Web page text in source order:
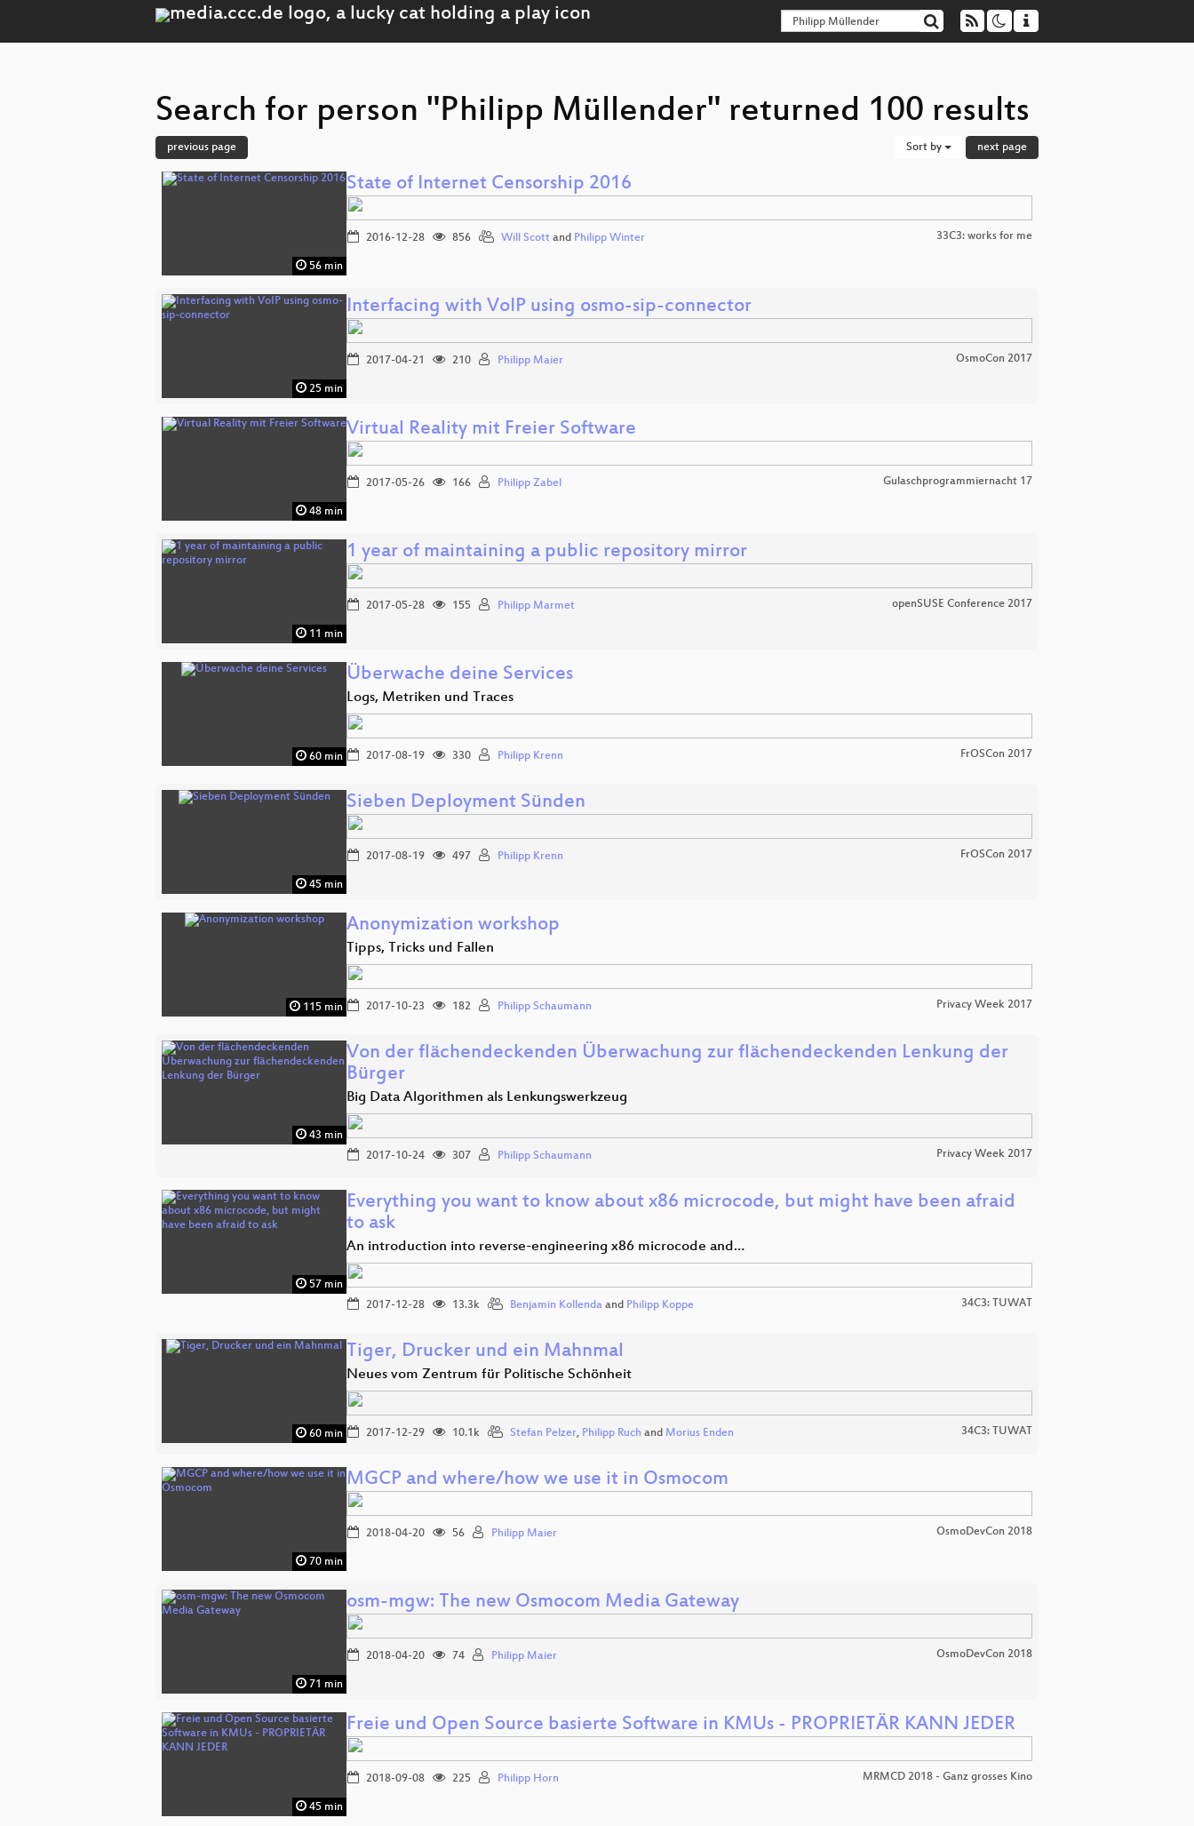
Search for person "Philipp Müllender" returned 100 results
previous page Sort by next page
56 min
State of Internet Censorship 2016
2016-12-28 856 Will Scott and Philipp Winter 33C3: works for me
25 min
Interfacing with VoIP using osmo-sip-connector
2017-04-21 210 Philipp Maier OsmoCon 2017
48 min
Virtual Reality mit Freier Software
2017-05-26 166 Philipp Zabel Gulaschprogrammiernacht 17
11 min
1 year of maintaining a public repository mirror
2017-05-28 155 Philipp Marmet openSUSE Conference 2017
60 min
Überwache deine Services
Logs, Metriken und Traces
2017-08-19 330 Philipp Krenn FrOSCon 2017
45 min
Sieben Deployment Sünden
2017-08-19 497 Philipp Krenn FrOSCon 2017
115 min
Anonymization workshop
Tipps, Tricks und Fallen
2017-10-23 182 Philipp Schaumann Privacy Week 2017
43 min
Von der flächendeckenden Überwachung zur flächendeckenden Lenkung der
Bürger
Big Data Algorithmen als Lenkungswerkzeug
2017-10-24 307 Philipp Schaumann Privacy Week 2017
57 min
Everything you want to know about x86 microcode, but might have been afraid
to ask
An introduction into reverse-engineering x86 microcode and…
2017-12-28 13.3k Benjamin Kollenda and Philipp Koppe 34C3: TUWAT
60 min
Tiger, Drucker und ein Mahnmal
Neues vom Zentrum für Politische Schönheit
2017-12-29 10.1k Stefan Pelzer, Philipp Ruch and Morius Enden 34C3: TUWAT
70 min
MGCP and where/how we use it in Osmocom
2018-04-20 56 Philipp Maier OsmoDevCon 2018
71 min
osm-mgw: The new Osmocom Media Gateway
2018-04-20 74 Philipp Maier OsmoDevCon 2018
45 min
Freie und Open Source basierte Software in KMUs - PROPRIETÄR KANN JEDER
2018-09-08 225 Philipp Horn MRMCD 2018 - Ganz grosses Kino